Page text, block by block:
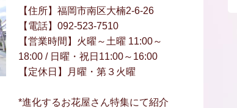
【住所】福岡市南区大楠2-6-26
【電話】092-523-7510
【営業時間】火曜～土曜 11:00～
18:00 / 日曜・祝日11:00～16:00
【定休日】月曜・第３火曜
*進化するお花屋さん特集にて紹介